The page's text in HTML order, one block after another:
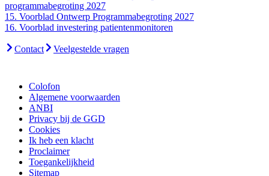
programmabegroting 2027
15. Voorblad Ontwerp Programmabegroting 2027
16. Voorblad investering patientenmonitoren
Contact Veelgestelde vragen
Colofon
Algemene voorwaarden
ANBI
Privacy bij de GGD
Cookies
Ik heb een klacht
Proclaimer
Toegankelijkheid
Sitemap